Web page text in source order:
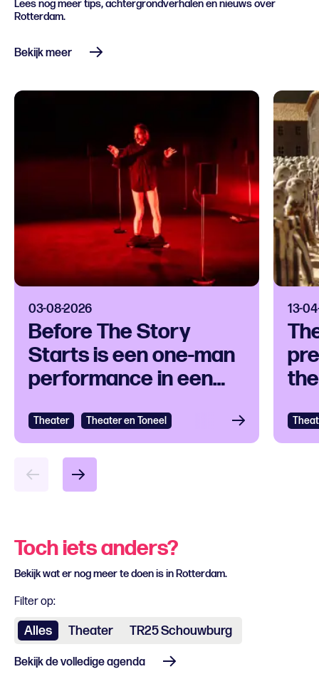
Lees nog meer tips, achtergrondverhalen en nieuws over
Rotterdam.
Bekijk meer
03-08-2026
Before The Story
Starts is een one-man
performance in een
Theater Theater en Toneel
13-
Bekijken
Toch iets anders?
Bekijk wat er nog meer te doen is in Rotterdam.
Filter op:
Alles Theater TR25 Schouwburg
Bekijk de volledige agenda